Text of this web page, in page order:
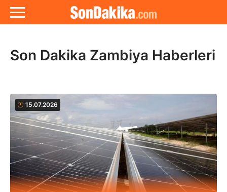
Son Dakika Zambiya Haberleri
15.07.2026